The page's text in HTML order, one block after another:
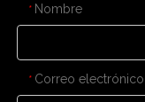
* Nombre
* Correo electrónico